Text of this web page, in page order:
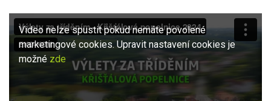
Video nelze spustit pokud nemáte povolené
marketingové cookies. Upravit nastavení cookies je
možné zde